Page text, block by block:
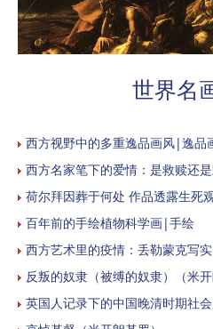
世界名
西方视野中的多重逸品画风|逸品
西方名家笔下的爱情：是救赎还
荷尔拜因葬于何处 作品透露生死
百年前的手绘植物科学画|手绘
西方艺术里的疫情：丢勒蒙克写
反叛的奴隶（被缚的奴隶）（米开
英国人记录下的中国晚清时期社